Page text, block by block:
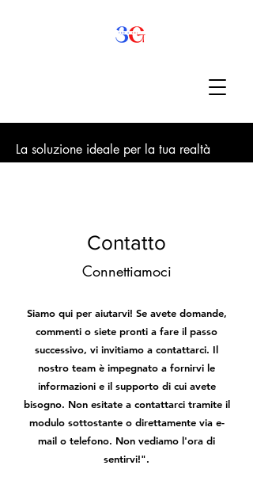
La soluzione ideale per la tua realtà
Contatto
Connettiamoci
Siamo qui per aiutarvi! Se avete domande,
commenti o siete pronti a fare il passo
successivo, vi invitiamo a contattarci. Il
nostro team è impegnato a fornirvi le
informazioni e il supporto di cui avete
bisogno. Non esitate a contattarci tramite il
modulo sottostante o direttamente via e-
mail o telefono. Non vediamo l'ora di
sentirvi!".